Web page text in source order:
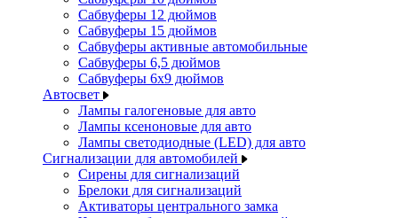
Сабвуферы 12 дюймов
Сабвуферы 15 дюймов
Сабвуферы активные автомобильные
Сабвуферы 6,5 дюймов
Сабвуферы 6x9 дюймов
Автосвет
Лампы галогеновые для авто
Лампы ксеноновые для авто
Лампы светодиодные (LED) для авто
Сигнализации для автомобилей
Сирены для сигнализаций
Брелоки для сигнализаций
Активаторы центрального замка